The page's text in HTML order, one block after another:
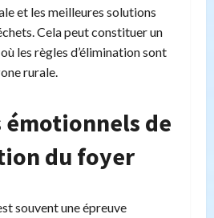
et les meilleures solutions
Cela peut constituer un
les règles d’élimination sont
rurale.
émotionnels de
du foyer
souvent une épreuve